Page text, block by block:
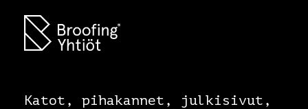
Katot, pihakannet, julkisivut,